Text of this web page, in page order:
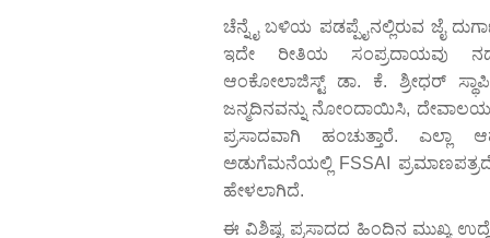
ಚೆನ್ನೈ ಬಳಿಯ ಪಡಪ್ಪೈನಲ್ಲಿರುವ ಜೈ
ಇದೇ ರೀತಿಯ ಸಂಪ್ರದಾಯವು
ಆಂಕೋಲಾಜಿಸ್ಟ್ ಡಾ. ಕೆ. ಶ್ರೀಧರ್
ಜನ್ಮದಿನವನ್ನು ನೋಂದಾಯಿಸಿ,
ಪ್ರಸಾದವಾಗಿ ಹಂಚುತ್ತಾರೆ. ಎಲ್ಲಾ
ಅಡುಗೆಮನೆಯಲ್ಲಿ FSSAI
ಹೇಳಲಾಗಿದೆ.
ಈ ವಿಶಿಷ್ಟ ಪ್ರಸಾದದ ಹಿಂದಿನ ಮುಖ್ಯ